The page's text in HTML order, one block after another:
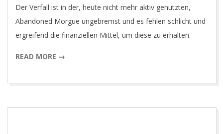
O
G
R
A
Der Verfall ist in der, heute nicht mehr aktiv genutzten,
Abandoned Morgue ungebremst und es fehlen schlicht und
ergreifend die finanziellen Mittel, um diese zu erhalten.
READ MORE →